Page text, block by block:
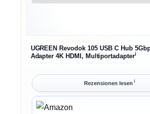
UGREEN Revodok 105 USB C Hub
Adapter 4K HDMI, Multiportadapterℹ︎
Rezensionen lesen ℹ︎
Ersparnis 35%